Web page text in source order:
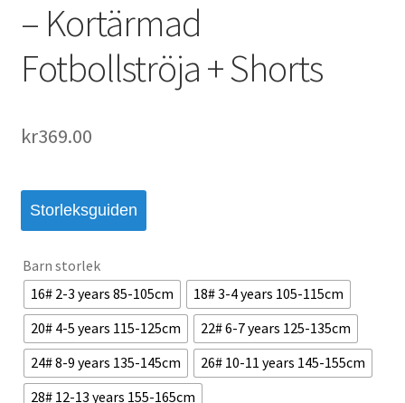
– Kortärmad
Fotbollströja + Shorts
kr369.00
Storleksguiden
Barn storlek
16# 2-3 years 85-105cm
18# 3-4 years 105-115cm
20# 4-5 years 115-125cm
22# 6-7 years 125-135cm
24# 8-9 years 135-145cm
26# 10-11 years 145-155cm
28# 12-13 years 155-165cm